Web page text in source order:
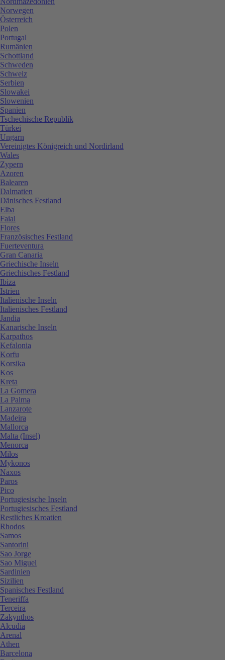
Norwegen
Österreich
Polen
Portugal
Rumänien
Schottland
Schweden
Schweiz
Serbien
Slowakei
Slowenien
Spanien
Tschechische Republik
Türkei
Ungarn
Vereinigtes Königreich und Nordirland
Wales
Zypern
Azoren
Balearen
Dalmatien
Dänisches Festland
Elba
Faial
Flores
Französisches Festland
Fuerteventura
Gran Canaria
Griechische Inseln
Griechisches Festland
Ibiza
Istrien
Italienische Inseln
Italienisches Festland
Jandia
Kanarische Inseln
Karpathos
Kefalonia
Korfu
Korsika
Kos
Kreta
La Gomera
La Palma
Lanzarote
Madeira
Mallorca
Malta (Insel)
Menorca
Milos
Mykonos
Naxos
Paros
Pico
Portugiesische Inseln
Portugiesisches Festland
Restliches Kroatien
Rhodos
Samos
Santorini
Sao Jorge
Sao Miguel
Sardinien
Sizilien
Spanisches Festland
Teneriffa
Terceira
Zakynthos
Alcudia
Arenal
Athen
Barcelona